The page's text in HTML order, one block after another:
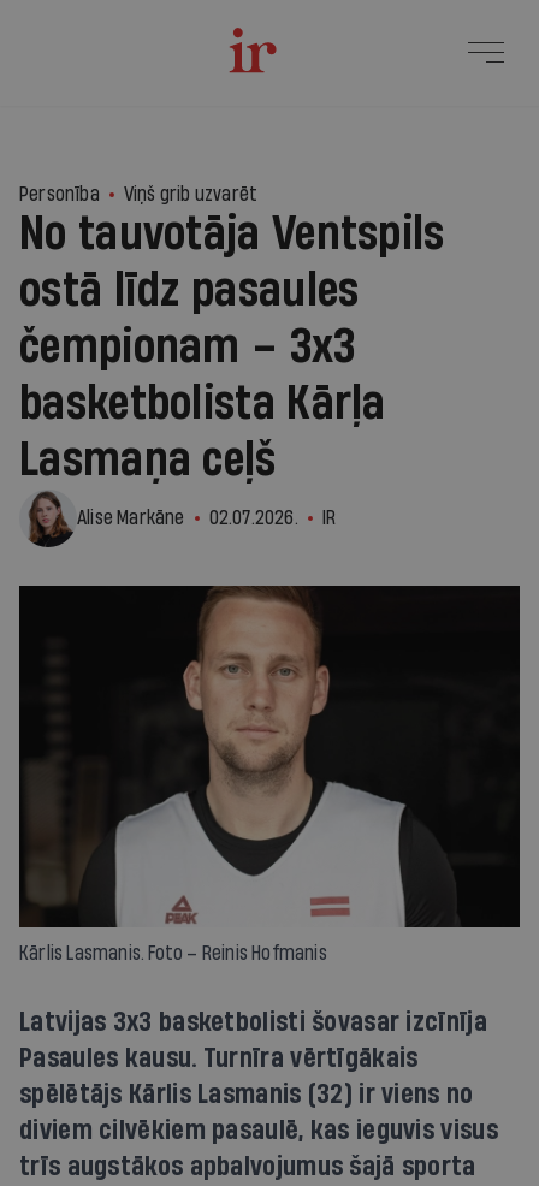
Personība Viņš grib uzvarēt
No tauvotāja Ventspils
ostā līdz pasaules
čempionam – 3x3
basketbolista Kārļa
Lasmaņa ceļš
Alise Markāne 02.07.2026. IR
Kārlis Lasmanis. Foto – Reinis Hofmanis
Latvijas 3x3 basketbolisti šovasar izcīnīja
Pasaules kausu. Turnīra vērtīgākais
spēlētājs Kārlis Lasmanis (32) ir viens no
diviem cilvēkiem pasaulē, kas ieguvis visus
trīs augstākos apbalvojumus šajā sporta